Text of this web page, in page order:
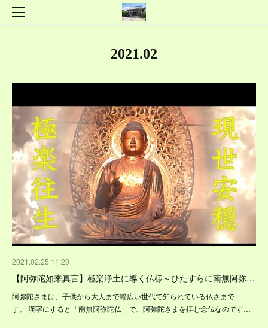
2021.02
2021.02.25 11:20
【阿弥陀如来真言】極楽浄土に導く仏様～ひたすらに南無阿弥…
阿弥陀さまは、子供から大人まで幅広い世代で知られている仏さまで
す。 漢字にすると「南無阿弥陀仏」で、阿弥陀さまを拝む念仏なのです…